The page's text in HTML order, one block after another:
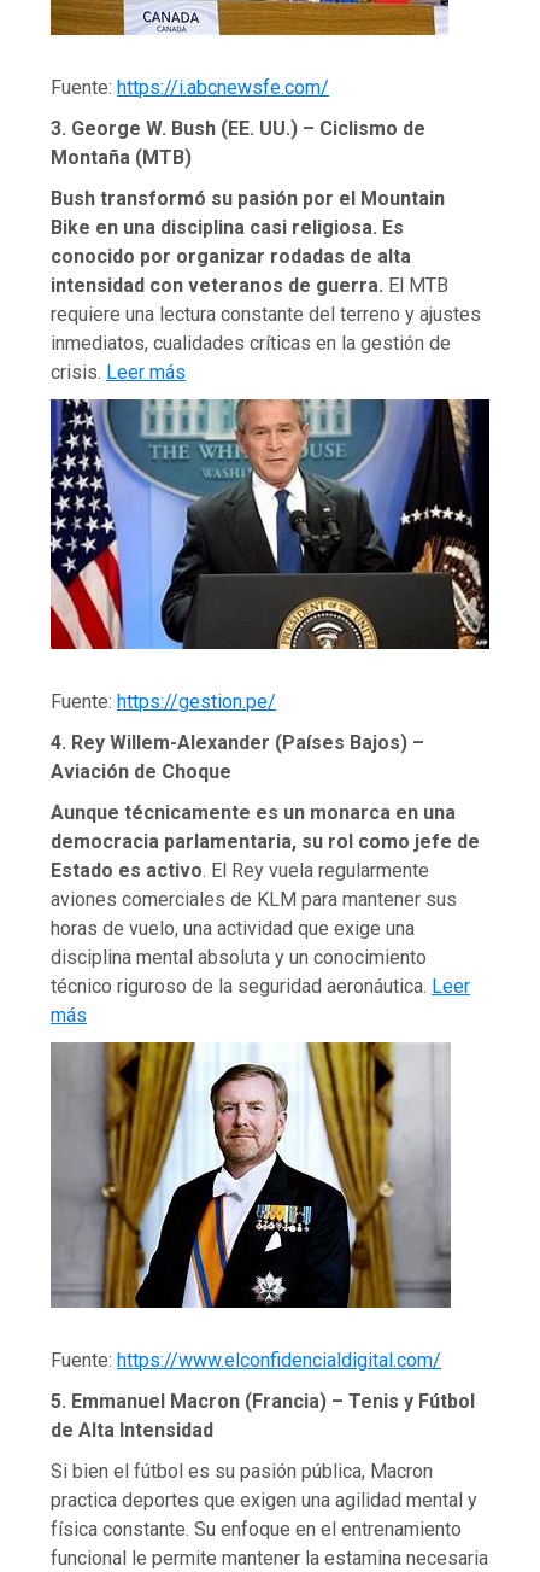
Fuente: https://i.abcnewsfe.com/
3. George W. Bush (EE. UU.) – Ciclismo de
Montaña (MTB)
Bush transformó su pasión por el Mountain
Bike en una disciplina casi religiosa. Es
conocido por organizar rodadas de alta
intensidad con veteranos de guerra. El MTB
requiere una lectura constante del terreno y ajustes
inmediatos, cualidades críticas en la gestión de
crisis. Leer más
Fuente: https://gestion.pe/
4. Rey Willem-Alexander (Países Bajos) –
Aviación de Choque
Aunque técnicamente es un monarca en una
democracia parlamentaria, su rol como jefe de
Estado es activo. El Rey vuela regularmente
aviones comerciales de KLM para mantener sus
horas de vuelo, una actividad que exige una
disciplina mental absoluta y un conocimiento
técnico riguroso de la seguridad aeronáutica. Leer
más
Fuente: https://www.elconfidencialdigital.com/
5. Emmanuel Macron (Francia) – Tenis y Fútbol
de Alta Intensidad
Si bien el fútbol es su pasión pública, Macron
practica deportes que exigen una agilidad mental y
física constante. Su enfoque en el entrenamiento
funcional le permite mantener la estamina necesaria